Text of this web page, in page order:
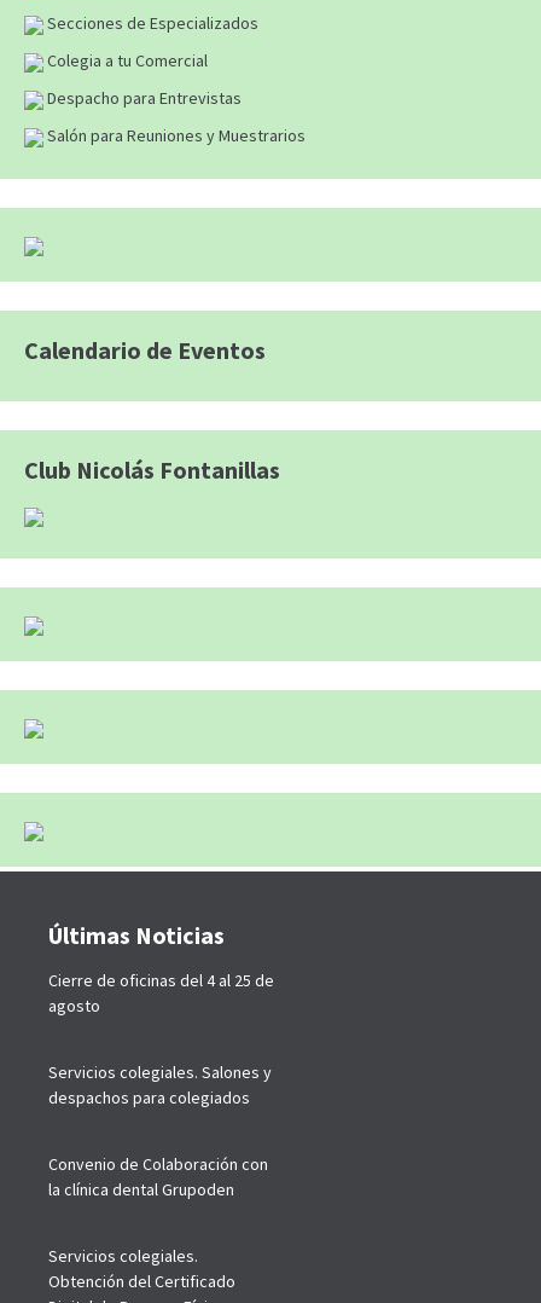
Secciones de Especializados
Colegia a tu Comercial
Despacho para Entrevistas
Salón para Reuniones y Muestrarios
Calendario de Eventos
Club Nicolás Fontanillas
Últimas Noticias
Cierre de oficinas del 4 al 25 de
agosto
Servicios colegiales. Salones y
despachos para colegiados
Convenio de Colaboración con
la clínica dental Grupoden
Servicios colegiales.
Obtención del Certificado